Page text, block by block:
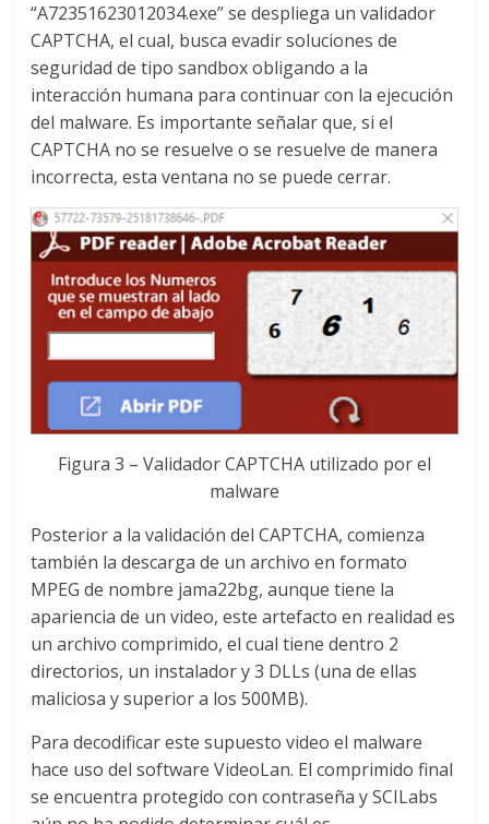
“A72351623012034.exe” se despliega un validador
CAPTCHA, el cual, busca evadir soluciones de
seguridad de tipo sandbox obligando a la
interacción humana para continuar con la ejecución
del malware. Es importante señalar que, si el
CAPTCHA no se resuelve o se resuelve de manera
incorrecta, esta ventana no se puede cerrar.
Figura 3 – Validador CAPTCHA utilizado por el
malware
Posterior a la validación del CAPTCHA, comienza
también la descarga de un archivo en formato
MPEG de nombre jama22bg, aunque tiene la
apariencia de un video, este artefacto en realidad es
un archivo comprimido, el cual tiene dentro 2
directorios, un instalador y 3 DLLs (una de ellas
maliciosa y superior a los 500MB).
Para decodificar este supuesto video el malware
hace uso del software VideoLan. El comprimido final
se encuentra protegido con contraseña y SCILabs